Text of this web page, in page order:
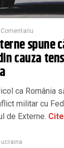
Comentariu
spune
cauza
ca România
militar cu
de Externe.
ucraina